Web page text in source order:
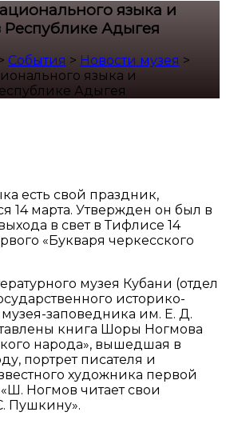
языка и
Адыгея
События > Новости музея >
языка и
Адыгея
есть свой праздник,
14 марта. Утвержден он был в
в свет в Тифлисе 14
«Букваря черкесского
музея Кубани (отдел
историко-
заповедника им. Е. Д.
книга Шоры Ногмова
народа», вышедшая в
портрет писателя и
художника первой
Ногмов читает свои
Пушкину».